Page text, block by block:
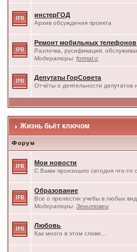
инстерГОД
Архив обсуждения проекта
Ремонт мобильных телефонов
Разлочка, русификация,
Модераторы:format:c
Депутаты ГорСовета
Отчёты о деятельности
Жизнь бьёт ключом
Форум
Мои новости
С Вами произошло сегодня что-то
Образование
Все о прелестях учебы в любых
Модераторы:Зенитовец
Любовь
Как много в этом слове...